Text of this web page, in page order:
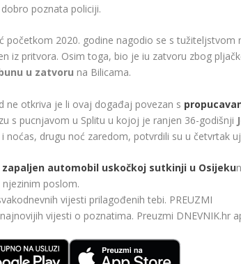
poznata policiji.
početkom 2020. godine nagodio se s
iz pritvora. Osim toga, bio je iu zatvoru zbog
u zatvoru na Bilicama.
ne otkriva je li ovaj događaj povezan s
s pucnjavom u Splitu u kojoj je ranjen 36-godišnji
noćas, drugu noć zaredom, potvrdili su u četvrtak
zapaljen automobil uskočkoj sutkinji u Osijeku
njezinim poslom.
vijesti prilagođenih tebi. PREUZMI
vijesti o poznatima. Preuzmi DNEVNIK.hr